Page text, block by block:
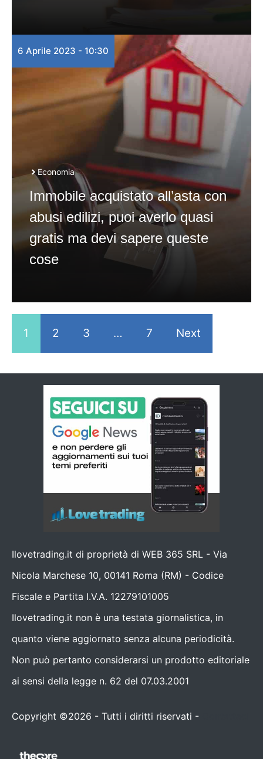
6 Aprile 2023 - 10:30
Economia
Immobile acquistato all’asta con
abusi edilizi, puoi averlo quasi
gratis ma devi sapere queste
cose
1 2 3 … 7 Next
Ilovetrading.it di proprietà di WEB 365 SRL - Via
Nicola Marchese 10, 00141 Roma (RM) - Codice
Fiscale e Partita I.V.A. 12279101005
Ilovetrading.it non è una testata giornalistica, in
quanto viene aggiornato senza alcuna periodicità.
Non può pertanto considerarsi un prodotto editoriale
ai sensi della legge n. 62 del 07.03.2001
Copyright ©2026 - Tutti i diritti riservati -